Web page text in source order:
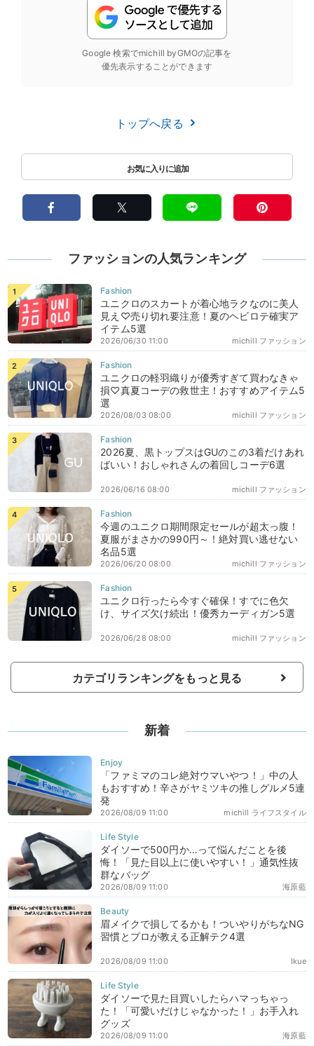
Google 検索でmichill byGMOの記事を
優先表示することができます
トップへ戻る
ファッションの人気ランキング
ユニクロのスカートが着心地ラクなのに美人
見え♡売り切れ要注意！夏のヘビロテ確実ア
イテム5選
michill ファッション
2026/06/30 11:00
ユニクロの軽羽織りが優秀すぎて買わなきゃ
損♡真夏コーデの救世主！おすすめアイテム5
選
michill ファッション
2026/08/03 08:00
2026夏、黒トップスはGUのこの3着だけあれ
ばいい！おしゃれさんの着回しコーデ6選
michill ファッション
2026/06/16 08:00
今週のユニクロ期間限定セールが超太っ腹！
夏服がまさかの990円～！絶対買い逃せない
名品5選
michill ファッション
2026/06/20 08:00
ユニクロ行ったら今すぐ確保！すでに色欠
け、サイズ欠け続出！優秀カーディガン5選
michill ファッション
2026/06/28 08:00
カテゴリランキングをもっと見る
新着
「ファミマのコレ絶対ウマいやつ！」中の人
もおすすめ！辛さがヤミツキの推しグルメ5連
発
michill ライフスタイル
2026/08/09 11:00
ダイソーで500円か…って悩んだことを後
悔！「見た目以上に使いやすい！」通気性抜
群なバッグ
海原藍
2026/08/09 11:00
眉メイクで損してるかも！ついやりがちなNG
習慣とプロが教える正解テク4選
Ikue
2026/08/09 11:00
ダイソーで見た目買いしたらハマっちゃっ
た！「可愛いだけじゃなかった！」お手入れ
グッズ
海原藍
2026/08/09 11:00